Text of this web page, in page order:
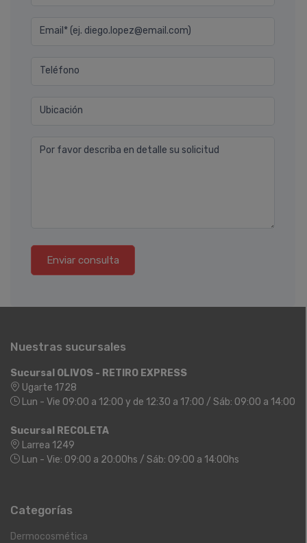
Email* (ej. diego.lopez@email.com)
Teléfono
Ubicación
Por favor describa en detalle su solicitud
Enviar consulta
Nuestras sucursales
Sucursal OLIVOS - RETIRO EXPRESS
Ugarte 1728
Lun - Vie 09:00 a 12:00 y de 12:30 a 17:00 / Sáb: 09:00 a 14:00
Sucursal RECOLETA
Larrea 1249
Lun - Vie: 09:00 a 20:00hs / Sáb: 09:00 a 14:00hs
Categorías
Dermocosmética